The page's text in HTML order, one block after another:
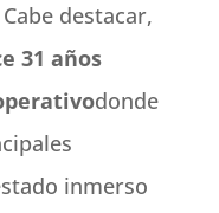
Cabe destacar,
31 años
donde
inmerso